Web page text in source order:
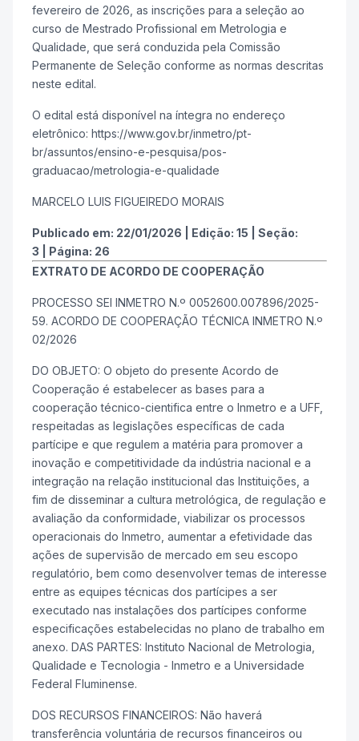
fevereiro de 2026, as inscrições para a seleção ao
curso de Mestrado Profissional em Metrologia e
Qualidade, que será conduzida pela Comissão
Permanente de Seleção conforme as normas descritas
neste edital.
O edital está disponível na íntegra no endereço
eletrônico: https://www.gov.br/inmetro/pt-
br/assuntos/ensino-e-pesquisa/pos-
graduacao/metrologia-e-qualidade
MARCELO LUIS FIGUEIREDO MORAIS
Publicado em: 22/01/2026 Edição: 15
Seção:
3
Página: 26
EXTRATO DE ACORDO DE COOPERAÇÃO
PROCESSO SEI INMETRO N.º 0052600.007896/2025-
59. ACORDO DE COOPERAÇÃO TÉCNICA INMETRO N.º
02/2026
DO OBJETO: O objeto do presente Acordo de
Cooperação é estabelecer as bases para a
cooperação técnico-cientifica entre o Inmetro e a UFF,
respeitadas as legislações específicas de cada
partícipe e que regulem a matéria para promover a
inovação e competitividade da indústria nacional e a
integração na relação institucional das Instituições, a
fim de disseminar a cultura metrológica, de regulação e
avaliação da conformidade, viabilizar os processos
operacionais do Inmetro, aumentar a efetividade das
ações de supervisão de mercado em seu escopo
regulatório, bem como desenvolver temas de interesse
entre as equipes técnicas dos partícipes a ser
executado nas instalações dos partícipes conforme
especificações estabelecidas no plano de trabalho em
anexo. DAS PARTES: Instituto Nacional de Metrologia,
Qualidade e Tecnologia - Inmetro e a Universidade
Federal Fluminense.
DOS RECURSOS FINANCEIROS: Não haverá
transferência voluntária de recursos financeiros ou